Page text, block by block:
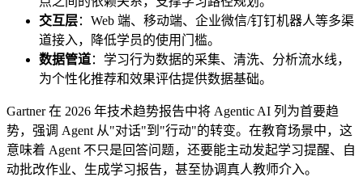
交互层：Web 端、移动端、企业微信/钉钉机器人等多渠
道接入，降低学员的使用门槛。
数据管道：学习行为数据的采集、清洗、分析流水线，
为个性化推荐和效果评估提供数据基础。
Gartner 在 2026 年技术趋势报告中将 Agentic AI 列为首要趋
势，强调 Agent 从"对话"到"行动"的转变。在教育场景中，这
意味着 Agent 不只是回答问题，还要能主动发起学习提醒、自
动批改作业、生成学习报告，甚至协调真人教师介入。